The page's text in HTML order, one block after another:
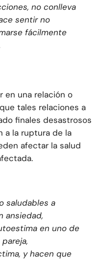
no conlleva
sentir no
fácilmente
en una relación o
tales relaciones a
finales desastrosos
a la ruptura de la
afectar la salud
saludables a
ansiedad,
en uno de
y hacen que